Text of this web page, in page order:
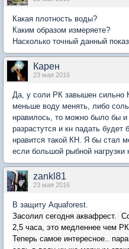
Какая плотность воды?
Каким образом измеряете?
Насколько точный данный
Карен
23 мая 2016
Да, у соли РК завышен сильно
меньше воду менять, либо
нравилось, то можно было бы и
разрастутся и кн падать
нравится такой КН. Я бы стал
если большой рыбной нагрузки
zankl81
23 мая 2016
В защиту Aquaforest.
Засолил сегодня аквафрест.
2,5 часа, это медленнее чем
Теперь самое интересное..